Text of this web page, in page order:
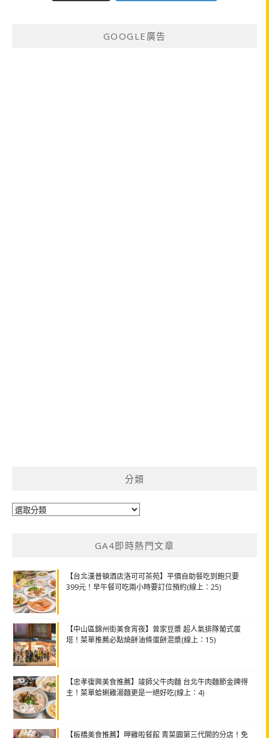
GOOGLE廣告
分類
分
GA4即時熱門文章
【台北漢普頓酒店洛可可茶苑】平價自助餐吃到飽只要
399元！早午餐可吃兩小時要訂位預約(線上：25)
【中山區錦州街美食宵夜】曾家豆漿 超人氣排隊葡式蛋
塔！菜單推薦必點燒餅油條蛋餅混漿(線上：15)
【忠孝復興美食推薦】竣師父牛肉麵 台北牛肉麵節金牌得
主！菜單蛤蜊雞湯麵更是一絕好吃(線上：4)
【板橋美食推薦】呷雞啦餐館 青菜園第三代開的分店！免